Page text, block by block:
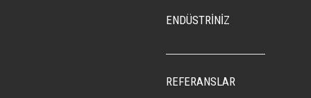
ENDÜSTRİNİZ
REFERANSLAR